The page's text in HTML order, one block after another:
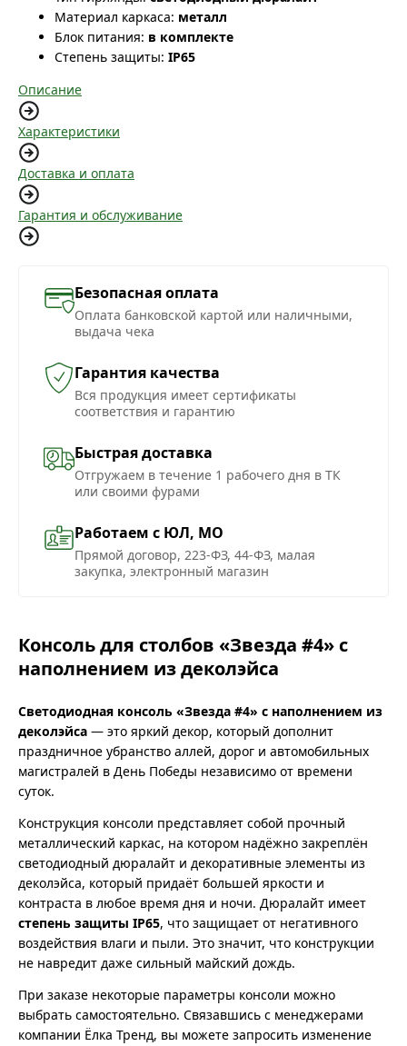
Материал каркаса: металл
Блок питания: в комплекте
Степень защиты: IP65
Описание
Характеристики
Доставка и оплата
Гарантия и обслуживание
Безопасная оплата
Оплата банковской картой или наличными,
выдача чека
Гарантия качества
Вся продукция имеет сертификаты
соответствия и гарантию
Быстрая доставка
Отгружаем в течение 1 рабочего дня в ТК
или своими фурами
Работаем с ЮЛ, МО
Прямой договор, 223-ФЗ, 44-ФЗ, малая
закупка, электронный магазин
Консоль для столбов «Звезда #4» с
наполнением из деколэйса
Светодиодная консоль «Звезда #4» с наполнением из
деколэйса — это яркий декор, который дополнит
праздничное убранство аллей, дорог и автомобильных
магистралей в День Победы независимо от времени
суток.
Конструкция консоли представляет собой прочный
металлический каркас, на котором надёжно закреплён
светодиодный дюралайт и декоративные элементы из
деколэйса, который придаёт большей яркости и
контраста в любое время дня и ночи. Дюралайт имеет
степень защиты IP65, что защищает от негативного
воздействия влаги и пыли. Это значит, что конструкции
не навредит даже сильный майский дождь.
При заказе некоторые параметры консоли можно
выбрать самостоятельно. Связавшись с менеджерами
компании Ёлка Тренд, вы можете запросить изменение